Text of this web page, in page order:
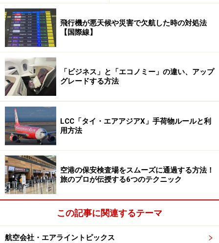
乗手続き（チェックイン）をして手荷物を預けた後に向
かいます。その保安検査場では、次のような流れで手荷
物検査を受けます。
カウンター発行の搭乗券、またはeチケットで保安
検査場に入る
金属類などの手荷物を検査用のトレーに入れ、金属
探知機を通過
手荷物はX線検査を受ける
その後、出国審査でパスポートを提出し、審査を受けた
後、搭乗ゲートへ向かう流れとなります。
テクニック1．保安検査場の混雑状況をリア
ルタイム確認
飛行機が悪天候や災害で欠航した時の対処法
【国際線】
「ビジネス」と「エコノミー」の違い、アップ
グレードする方法
LCC「タイ・エアアジアX」手荷物ルールと利
用方法
空港の保安検査場をスムーズに通過する方法！
旅のプロが伝授する6つのテクニック
この記事に関連するテーマ
航空会社・エアライントピックス